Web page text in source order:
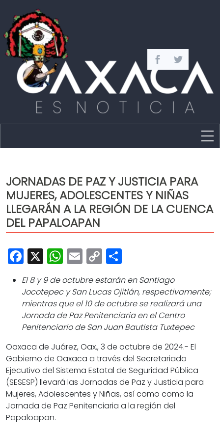
Capital
Policíaca
Cultura
Opinión
JORNADAS DE PAZ Y JUSTICIA PARA
MUJERES, ADOLESCENTES Y NIÑAS
LLEGARÁN A LA REGIÓN DE LA CUENCA
DEL PAPALOAPAN
Facebook
X WhatsApp
Email
Copy
Link
El 8 y 9 de octubre estarán en Santiago
Jocotepec y San Lucas Ojitlán, respectivamente;
mientras que el 10 de octubre se realizará una
Jornada de Paz Penitenciaria en el Centro
Penitenciario de San Juan Bautista Tuxtepec
Oaxaca de Juárez, Oax., 3 de octubre de 2024.- El
Gobierno de Oaxaca a través del Secretariado
Ejecutivo del Sistema Estatal de Seguridad Pública
(SESESP) llevará las Jornadas de Paz y Justicia para
Mujeres, Adolescentes y Niñas, así como como la
Jornada de Paz Penitenciaria a la región del
Papaloapan.